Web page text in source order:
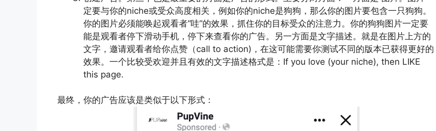
定要与你的niche或受众高度相关，例如你的niche是狗狗，那么你的图片要包含一只狗狗。
你的图片必须能唤起观看者“哇”的效果，抓住你的目标受众的注意力。你的狗狗图片一定要
能是观看者停下滑动手机，停下来查看你的广告。另一方面是文字描述。就是在图片上方的
文字，邀请观看者给你点赞（call to action)，在这可能需要你测试不同的版本已获得更好的
效果。一个比较受欢迎并且有效的文字描述格式是：If you love (your niche), then LIKE
this page.
最终，你的广告应该是类似于以下形式：